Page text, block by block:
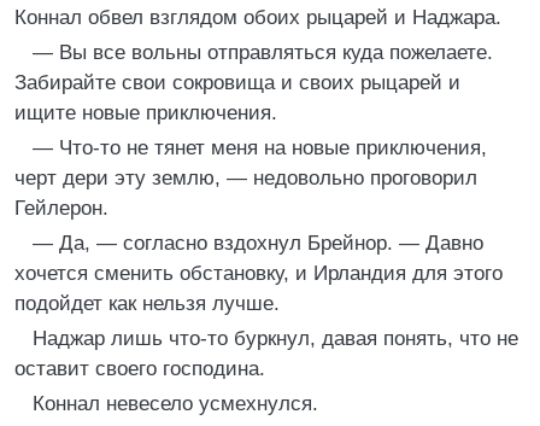
Коннал обвел взглядом обоих рыцарей и Наджара.
— Вы все вольны отправляться куда пожелаете.
Забирайте свои сокровища и своих рыцарей и
ищите новые приключения.
— Что-то не тянет меня на новые приключения,
черт дери эту землю, — недовольно проговорил
Гейлерон.
— Да, — согласно вздохнул Брейнор. — Давно
хочется сменить обстановку, и Ирландия для этого
подойдет как нельзя лучше.
Наджар лишь что-то буркнул, давая понять, что не
оставит своего господина.
Коннал невесело усмехнулся.